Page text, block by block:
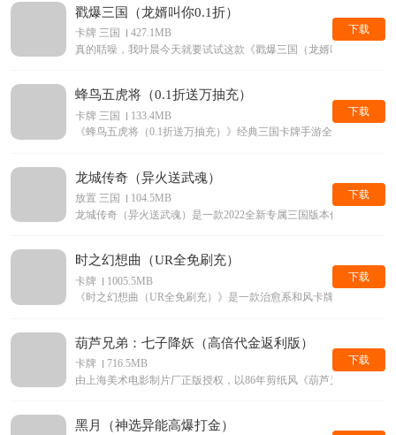
戳爆三国（龙婿叫你0.1折）
卡牌 三国
427.1MB
真的聒噪，我叶晨今天就要试试这款《戳爆三国（龙婿叫你0.1折）
下载
蜂鸟五虎将（0.1折送万抽充）
卡牌 三国
133.4MB
《蜂鸟五虎将（0.1折送万抽充）》经典三国卡牌手游全新0.1折版本
下载
龙城传奇（异火送武魂）
放置 三国
104.5MB
龙城传奇（异火送武魂）是一款2022全新专属三国版本传奇手游
下载
时之幻想曲（UR全免刷充）
卡牌
1005.5MB
《时之幻想曲（UR全免刷充）》是一款治愈系和风卡牌游戏
下载
葫芦兄弟：七子降妖（高倍代金返利版）
卡牌
716.5MB
由上海美术电影制片厂正版授权，以86年剪纸风《葫芦兄弟》动画
下载
黑月（神选异能高爆打金）